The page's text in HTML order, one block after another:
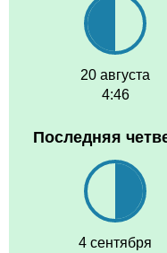
20 августа
4:46
Последняя
4 сентября